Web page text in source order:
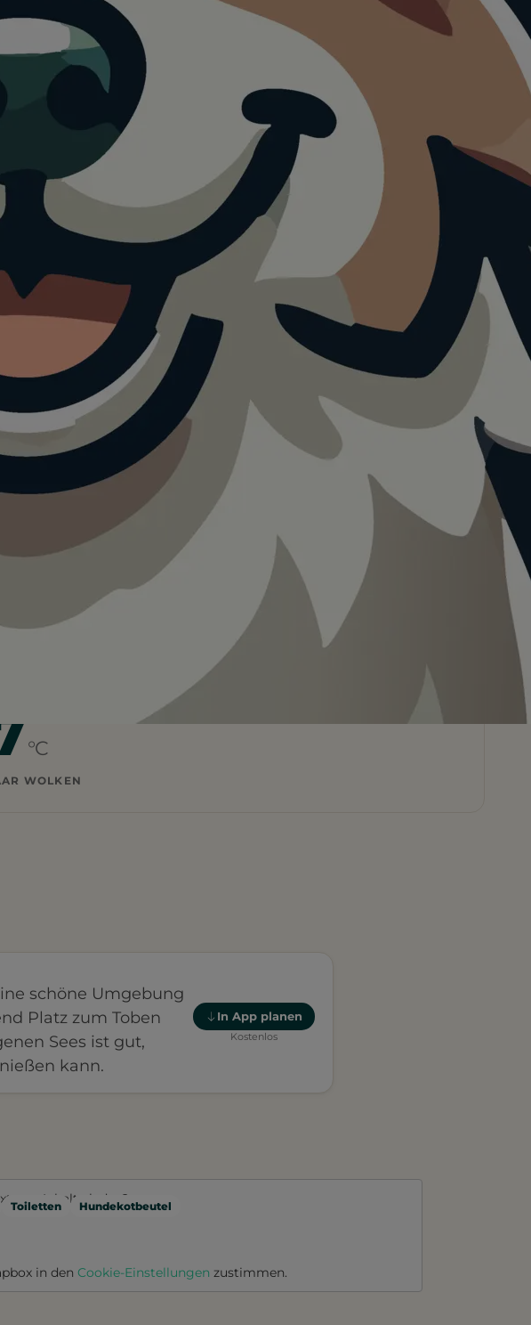
Visualisierung · KI
In App speichern
Aschheim .
°C
WOLKEN
schöne Umgebung
Platz zum Toben
Sees ist gut,
kann.
In App planen
Kostenlos
Toiletten Hundekotbeutel
Inhalte laden?
in den Cookie-Einstellungen zustimmen.